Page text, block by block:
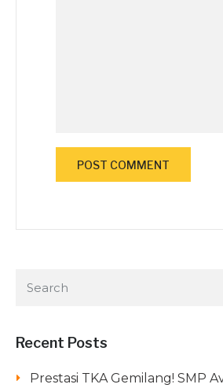
Recent Posts
Prestasi TKA Gemilang! SMP